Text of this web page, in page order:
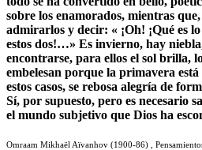
sobre los enamorados, mientras
admirarlos y decir: « ¡Oh! ¡Qué es
estos dos!…» Es invierno, hay
encontrarse, para ellos el sol brilla,
embelesan porque la primavera está
estos casos, se rebosa alegría de
Sí, por supuesto, pero es necesario
el mundo subjetivo que Dios ha
Omraam Mikhaël Aïvanhov (1900-86) ,